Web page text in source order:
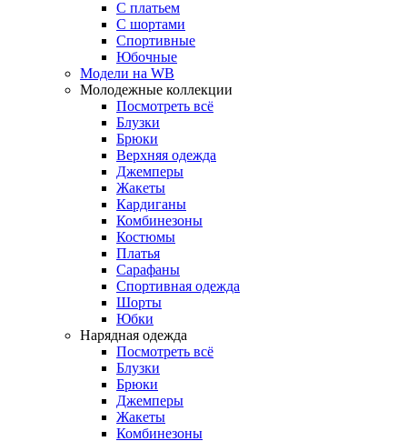
С платьем
С шортами
Спортивные
Юбочные
Модели на WB
Молодежные коллекции
Посмотреть всё
Блузки
Брюки
Верхняя одежда
Джемперы
Жакеты
Кардиганы
Комбинезоны
Костюмы
Платья
Сарафаны
Спортивная одежда
Шорты
Юбки
Нарядная одежда
Посмотреть всё
Блузки
Брюки
Джемперы
Жакеты
Комбинезоны